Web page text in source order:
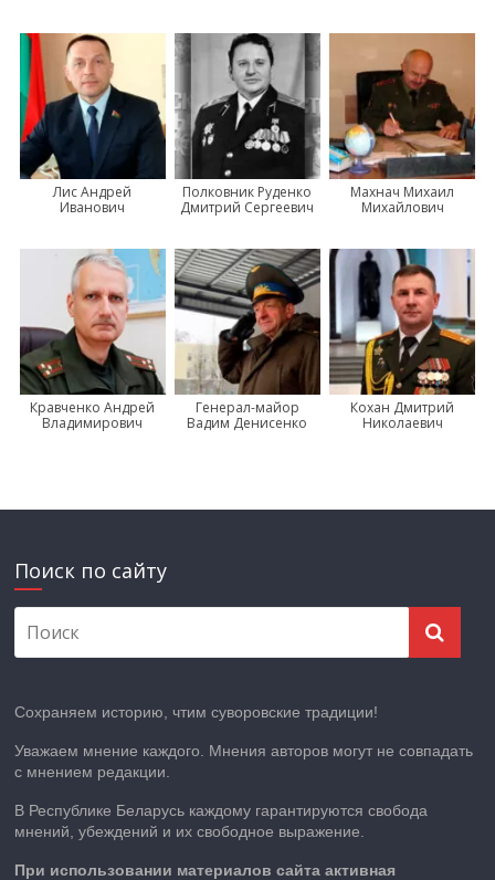
Лис Андрей
Иванович
Полковник Руденко
Дмитрий Сергеевич
Махнач Михаил
Михайлович
Кравченко Андрей
Владимирович
Генерал-майор
Вадим Денисенко
Кохан Дмитрий
Николаевич
Поиск по сайту
Сохраняем историю, чтим суворовские традиции!
Уважаем мнение каждого. Мнения авторов могут не совпадать
с мнением редакции.
В Республике Беларусь каждому гарантируются свобода
мнений, убеждений и их свободное выражение.
При использовании материалов сайта активная